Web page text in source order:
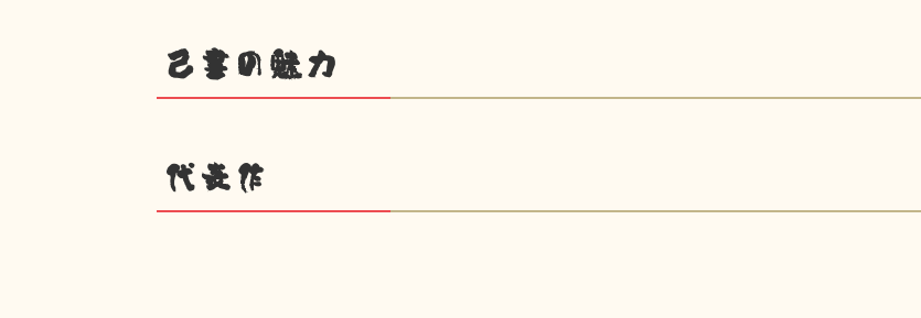
己書の魅力
代表作